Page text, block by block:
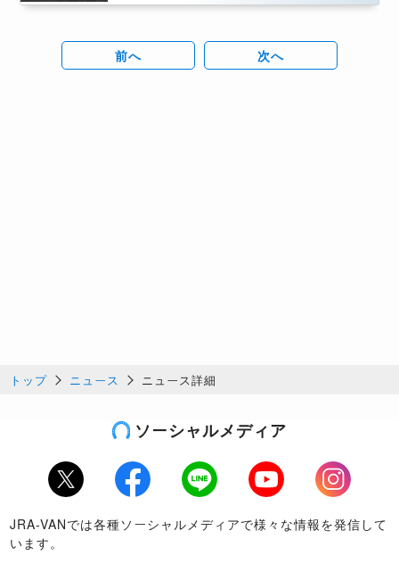
前へ 次へ
トップ ニュース ニュース詳細
ソーシャルメディア
Twitter Facebook LINE Youtube
Instagram
JRA-VANでは各種ソーシャルメディアで様々な情報を発信して
います。